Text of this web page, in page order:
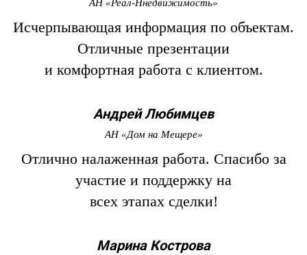
АН «Реал-Ннедвижимость»
Исчерпывающая информация по объектам.
Отличные презентации
и комфортная работа с клиентом.
АндрейЛюбимцев
АН «Дом на Мещере»
Отлично налаженная работа. Спасибо за
участие и поддержку на
всех этапах сделки!
МаринаКострова